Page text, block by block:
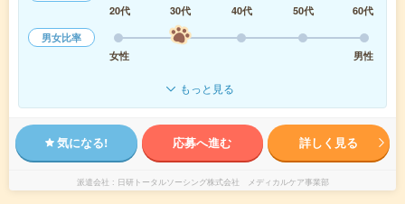
20代
30代 40代 50代
60代
男女比率
女性
男性
もっと見る
気になる! 応募へ進む 詳しく見る
派遣会社 日研トータルソーシング株式会社 メディカルケア事業部